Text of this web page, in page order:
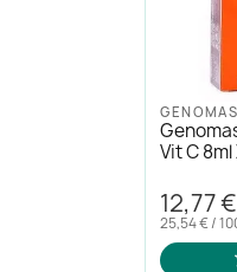
Vit C
12,77 €
25,54 € /